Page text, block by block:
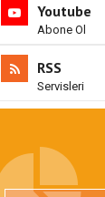
Youtube
Abone Ol
RSS
Servisleri